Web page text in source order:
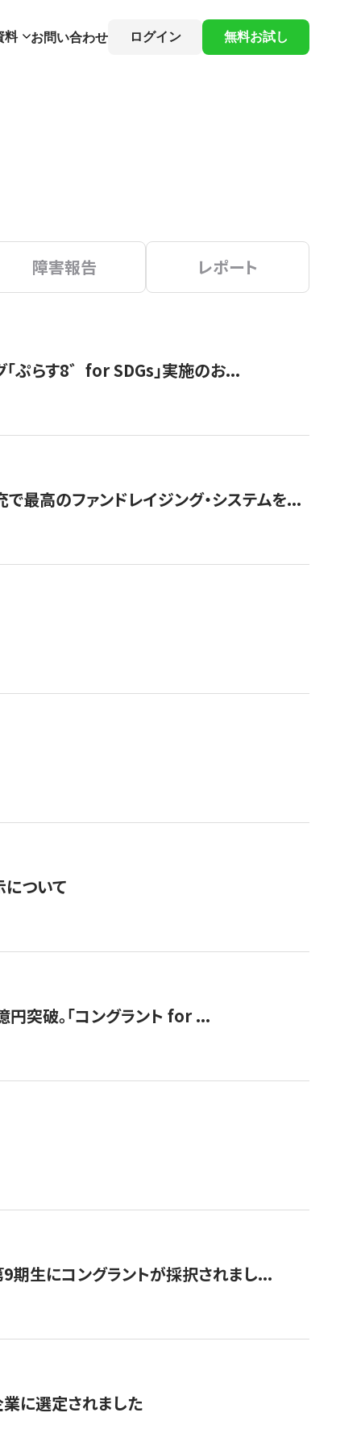
料 お問い合わせ ログイン 無料お試し
障害報告 レポート
ぷらす8゛for SDGs」実施のお...
最高のファンドレイジング・システムを...
ついて
突破。「コングラント for ...
9期生にコングラントが採択されまし...
に選定されました